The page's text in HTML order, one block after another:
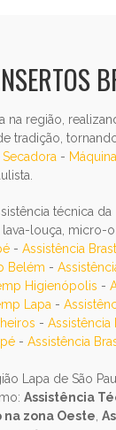
na região,
tradição,
Secadora-
técnica da
lava-louça, micro-
- Assistência
Belém -
Higienópolis -
Lapa -
- Assistência
- Assistência
Lapa de São
Assistência
zona Oeste,